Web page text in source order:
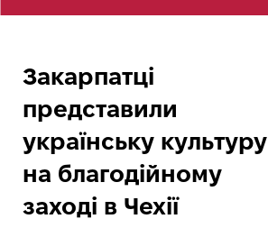
Закарпатці
представили
українську культуру
на благодійному
заході в Чехії